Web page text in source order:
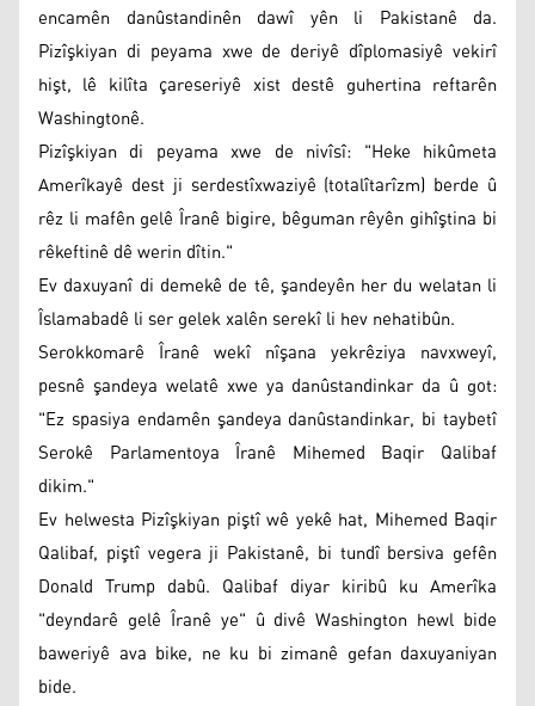
encamên danûstandinên dawî yên li Pakistanê da.
Pizîşkiyan di peyama xwe de deriyê dîplomasiyê vekirî
hişt, lê kilîta çareseriyê xist destê guhertina reftarên
Washingtonê.
Pizîşkiyan di peyama xwe de nivîsî: "Heke hikûmeta
Amerîkayê dest ji serdestîxwaziyê (totalîtarîzm) berde û
rêz li mafên gelê Îranê bigire, bêguman rêyên gihîştina bi
rêkeftinê dê werin dîtin."
Ev daxuyanî di demekê de tê, şandeyên her du welatan li
Îslamabadê li ser gelek xalên serekî li hev nehatibûn.
Serokkomarê Îranê wekî nîşana yekrêziya navxweyî,
pesnê şandeya welatê xwe ya danûstandinkar da û got:
"Ez spasiya endamên şandeya danûstandinkar, bi taybetî
Serokê Parlamentoya Îranê Mihemed Baqir Qalibaf
dikim."
Ev helwesta Pizîşkiyan piştî wê yekê hat, Mihemed Baqir
Qalibaf, piştî vegera ji Pakistanê, bi tundî bersiva gefên
Donald Trump dabû. Qalibaf diyar kiribû ku Amerîka
"deyndarê gelê Îranê ye" û divê Washington hewl bide
baweriyê ava bike, ne ku bi zimanê gefan daxuyaniyan
bide.